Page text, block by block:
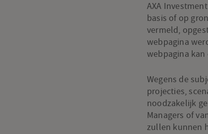
AXA
basis of op
vermeld,
webpagina
webpagina
Wegens de
projecties,
noodzakelijk
Managers of
zullen kunnen